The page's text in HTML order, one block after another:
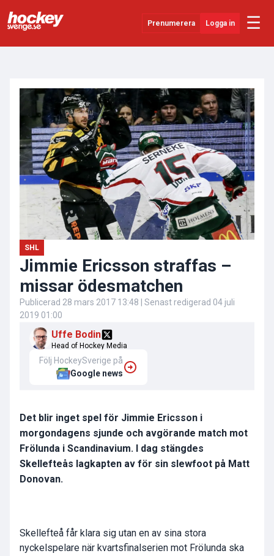
Prenumerera Logga in ☰
Evenemang
Övrigt
SHL
Jimmie Ericsson straffas –
missar ödesmatchen
Publicerad 28 mars 2017 13:48 | Senast redigerad 04 juli
2019 01:00
Uffe Bodin
Head of Hockey Media
Följ HockeySverige på
Google news
Det blir inget spel för Jimmie Ericsson i
morgondagens sjunde och avgörande match mot
Frölunda i Scandinavium. I dag stängdes
Skellefteås lagkapten av för sin slewfoot på Matt
Donovan.
Skellefteå får klara sig utan en av sina stora
nyckelspelare när kvartsfinalserien mot Frölunda ska